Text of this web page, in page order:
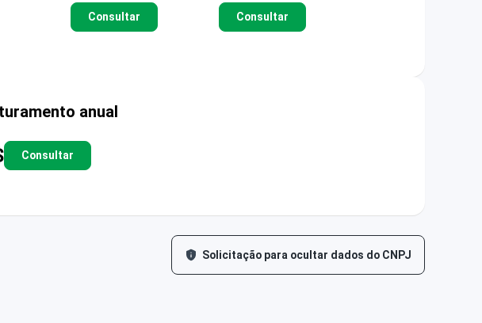
Consultar Consultar
anual
Consultar
Solicitação para ocultar dados do CNPJ